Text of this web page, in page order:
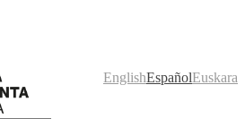
Euskara
Español
English